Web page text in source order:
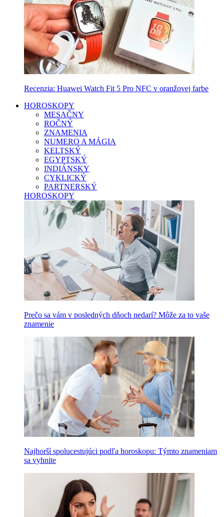
Recenzia: Huawei Watch Fit 5 Pro NFC v oranžovej farbe
HOROSKOPY
MESAČNY
ROČNÝ
ZNAMENIA
NUMERO A MÁGIA
KELTSKÝ
EGYPTSKÝ
INDIÁNSKY
CYKLICKÝ
PARTNERSKÝ
HOROSKOPY
Prečo sa vám v posledných dňoch nedarí? Môže za to vaše
znamenie
Najhorší spolucestujúci podľa horoskopu: Týmto znameniam
sa vyhnite